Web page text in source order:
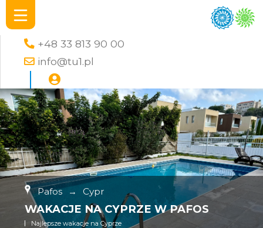
+48 33 813 90 00
info@tu1.pl
Pafos → Cypr
WAKACJE NA CYPRZE W PAFOS
Najlepsze wakacje na Cyprze